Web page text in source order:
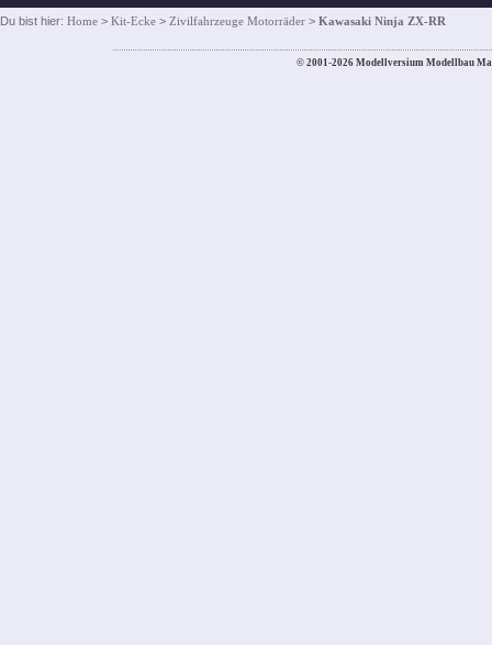
Du bist hier: Home > Kit-Ecke > Zivilfahrzeuge Motorräder > Kawasaki Ninja ZX-RR
© 2001-2026 Modellversium Modellbau